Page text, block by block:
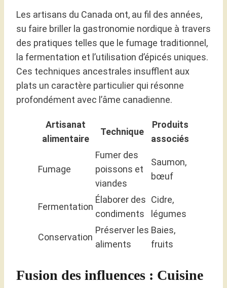
Les artisans du Canada ont, au fil des années,
su faire briller la gastronomie nordique à travers
des pratiques telles que le fumage traditionnel,
la fermentation et l’utilisation d’épicés uniques.
Ces techniques ancestrales insufflent aux
plats un caractère particulier qui résonne
profondément avec l’âme canadienne.
Artisanat
alimentaire
Technique
Produits
associés
Fumage
Fumer des
poissons et
viandes
Saumon,
bœuf
Fermentation
Élaborer des
condiments
Cidre,
légumes
Conservation
Préserver les
aliments
Baies,
fruits
Fusion des influences : Cuisine